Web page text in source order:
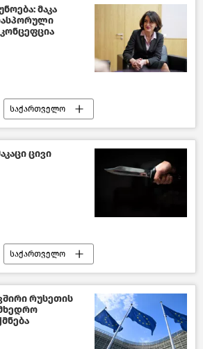
პოლიტიკა
მაკა
საქართველო
პოლიტიკა
საქმეთა სამინისტრო
ცივი
საქართველო
საქმეთა სამინისტრო
რუსეთის